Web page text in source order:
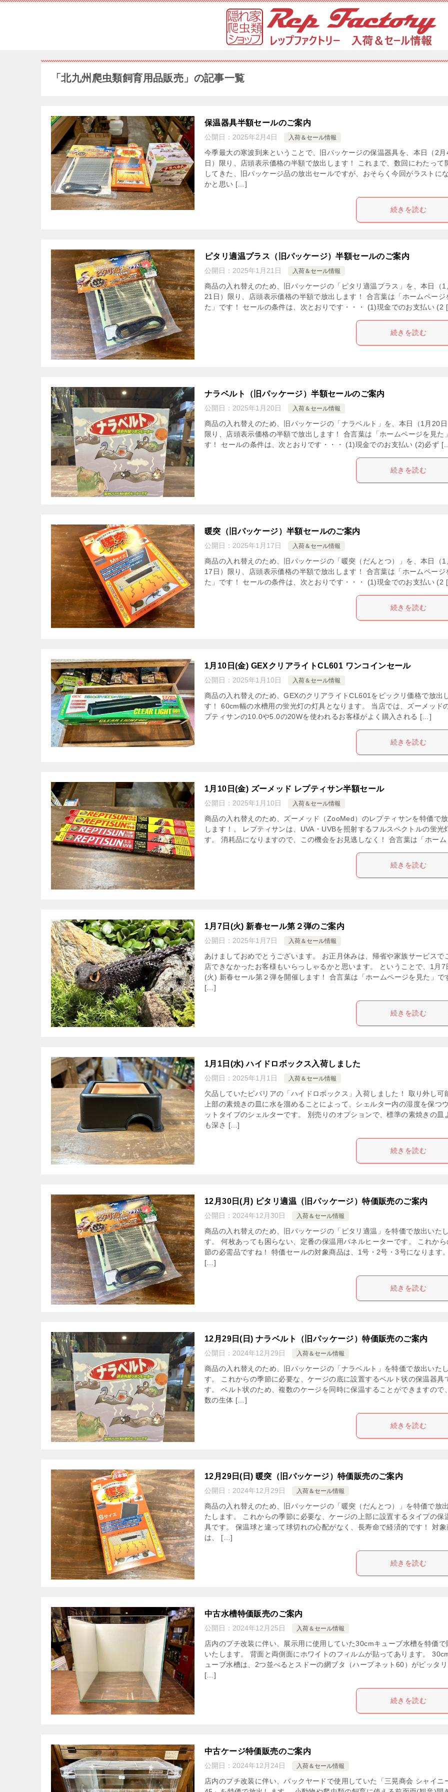
「北九州爬虫類飼育用品販売」の記事一覧
保温器具半額セールのご案内
公開日： 2025年2月4日 入荷＆セール情報
今季最大の寒波到来ということで、旧パッケージの保温器具を、本日（2月
日）限り、店頭表示価格の半額で放出します！ これまで、数回にわたって
してきた、旧パッケージ品の放出セールですが、おそらく今回がラストに
かと思い […]
続きを読む
ピタリ適温プラス（旧パッケージ）半額セールのご案内
公開日： 2025年1月21日 入荷＆セール情報
商品の入れ替えのため、旧パッケージの「ピタリ適温プラス」を、本日（1
21日）限り、店頭表示価格の半額で放出します！ 合言葉は「ホームページ
た」です！ セールの条件は、次とおりです・・・ (1)現金でのお支払い (2
続きを読む
ナラベルト（旧パッケージ）半額セールのご案内
公開日： 2025年1月20日 入荷＆セール情報
商品の入れ替えのため、旧パッケージの「ナラベルト」を、本日（1月20日
限り、店頭表示価格の半額で放出します！ 合言葉は「ホームページを見た
す！ セールの条件は、次とおりです・・・ (1)現金でのお支払い (2)必ず
続きを読む
暖突（旧パッケージ）半額セールのご案内
公開日： 2025年1月17日 入荷＆セール情報
商品の入れ替えのため、旧パッケージの「暖突（だんとつ）」を、本日（1
17日）限り、店頭表示価格の半額で放出します！ 合言葉は「ホームページ
た」です！ セールの条件は、次とおりです・・・ (1)現金でのお支払い (2
続きを読む
1月10日(金) GEXクリアライトCL601 ワンコインセール
公開日： 2025年1月10日 入荷＆セール情報
商品の入れ替えのため、GEXのクリアライトCL601をビックリ価格で放出
す！ 60cm幅の水槽用の蛍光灯の灯具となります。 当店では、ズーメッド
プティサンの10.0や5.0の20Wを使われるお客様がよく購入される […]
続きを読む
1月10日(金) ズーメッド レプティサン半額セール
公開日： 2025年1月10日 入荷＆セール情報
商品の入れ替えのため、ズーメッド（ZooMed）のレプティサンを特価で
します！。 レプティサンは、UVA・UVBを照射するフルスペクトルの蛍光
す。 消耗品になりますので、この機会をお見逃しなく！ 合言葉は「ホー
続きを読む
1月7日(火) 新春セール第２弾のご案内
公開日： 2025年1月7日 入荷＆セール情報
あけましておめでとうございます。 お正月休みは、帰省や家族サービスで
店できなかったお客様もいらっしゃるかと思います。 ということで、1月7
(火) 新春セール第２弾を開催します！ 合言葉は「ホームページを見た」で
[…]
続きを読む
1月1日(水) ハイドロボックス入荷しました
公開日： 2025年1月1日 入荷＆セール情報
欠品していたビバリアの「ハイドロボックス」入荷しました！ 取り外し可
上部の素焼きの皿に水を溜めることによって、シェルター内の湿度を保つ
ットタイプのシェルターです。 別売りのオプションで、標準の素焼きの皿
も深さ […]
続きを読む
12月30日(月) ピタリ適温（旧パッケージ）特価販売のご案内
公開日： 2024年12月30日 入荷＆セール情報
商品の入れ替えのため、旧パッケージの「ピタリ適温」を特価で放出いた
す。 何枚あっても困らない、定番の保温用パネルヒーターです。 これから
節の必需品ですね！ 特価セールの対象商品は、1号・2号・3号になります
[…]
続きを読む
12月29日(日) ナラベルト（旧パッケージ）特価販売のご案内
公開日： 2024年12月29日 入荷＆セール情報
商品の入れ替えのため、旧パッケージの「ナラベルト」を特価で放出いた
す。 これからの季節に必要な、ケージの底に設置するベルト状の保温器具
す。 ベルト状のため、複数のケージを同時に保温することができますので
数の生体 […]
続きを読む
12月29日(日) 暖突（旧パッケージ）特価販売のご案内
公開日： 2024年12月29日 入荷＆セール情報
商品の入れ替えのため、旧パッケージの「暖突（だんとつ）」を特価で放
たします。 これからの季節に必要な、ケージの上部に設置するタイプの保
具です。 保温球と違って球切れの心配がなく、長寿命で経済的です！ 対象
は、 […]
続きを読む
中古水槽特価販売のご案内
公開日： 2024年12月25日 入荷＆セール情報
店内のプチ改装に伴い、展示用に使用していた30cmキューブ水槽を特価で
いたします。 背面と両側面にホワイトのフィルムが貼ってあります。
ューブ水槽は、2つ並べるとスドーの網ブタ（ハープネット60）がピッタリ
[…]
続きを読む
中古ケージ特価販売のご案内
公開日： 2024年12月24日 入荷＆セール情報
店内のプチ改装に伴い、バックヤードで使用していた「三晃商会 シャイニ